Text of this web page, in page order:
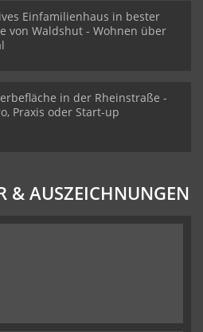
Einfamilienhaus in bester
von Waldshut - Wohnen über
in der Rheinstraße -
Praxis oder Start-up
& AUSZEICHNUNGEN